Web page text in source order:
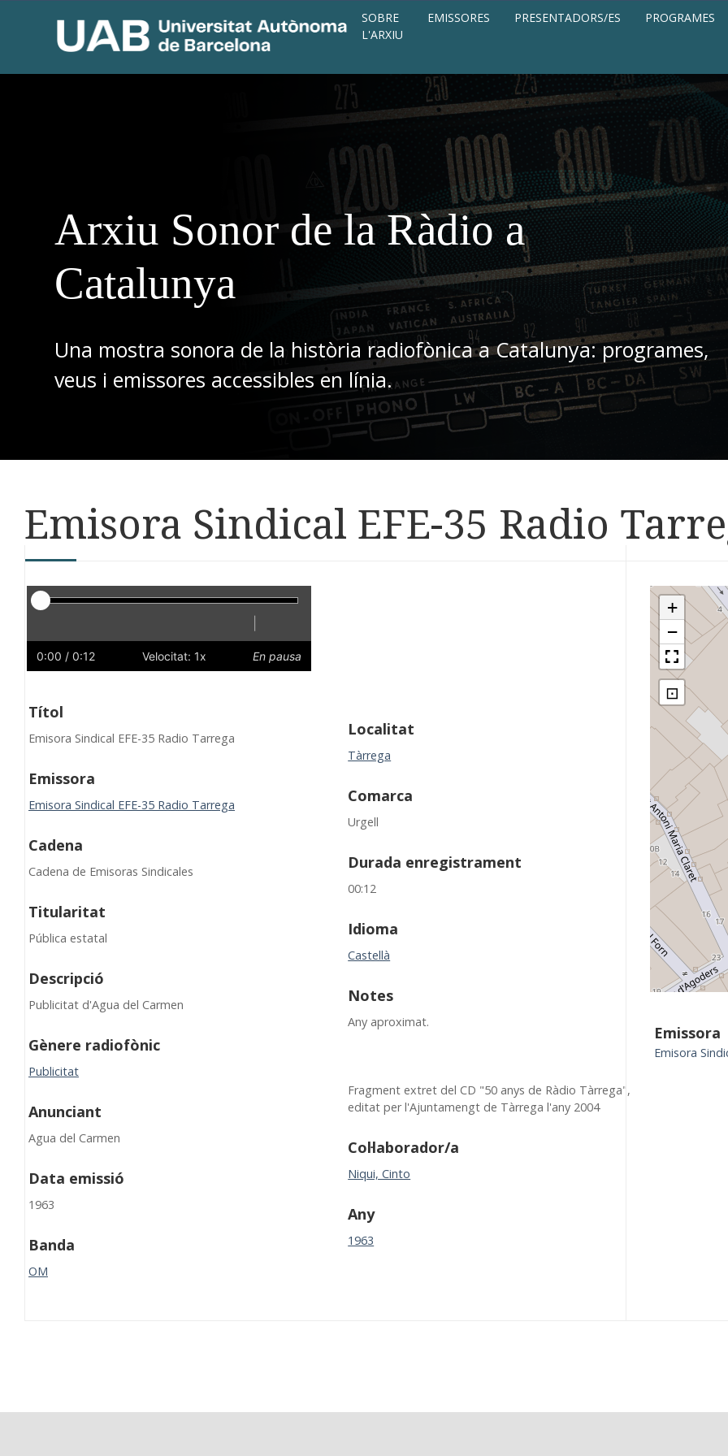
SOBRE
L'ARXIU
EMISSORES PRESENTADORS/ES PROGRAMES
Arxiu Sonor de la Ràdio a
Catalunya
Una mostra sonora de la història radiofònica a Catalunya: programes,
veus i emissores accessibles en línia.
Emisora Sindical EFE-35 Radio
Reproductor
Lent
0:00 / 0:12 Velocitat: 1x En pausa
Títol
Emisora Sindical EFE-35 Radio Tarrega
Emissora
Emisora Sindical EFE-35 Radio Tarrega
Cadena
Cadena de Emisoras Sindicales
Titularitat
Pública estatal
Descripció
Publicitat d'Agua del Carmen
Gènere radiofònic
Publicitat
Anunciant
Agua del Carmen
Data emissió
1963
Banda
OM
Localitat
Tàrrega
Comarca
Urgell
Durada enregistrament
00:12
Idioma
Castellà
Notes
Any aproximat.
Fragment extret del CD "50 anys de Ràdio Tàrrega",
editat per l'Ajuntamengt de Tàrrega l'any 2004
Col·laborador/a
Niqui, Cinto
Any
1963
+
−
⊡
Emissora
Emisora